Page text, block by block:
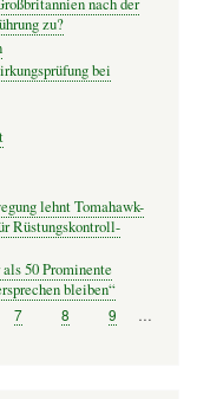
nach der
zu?
bei
lehnt Tomahawk-
Rüstungskontroll-
50 Prominente
bleiben“
Seite
7 Seite
8 Seite
9
…